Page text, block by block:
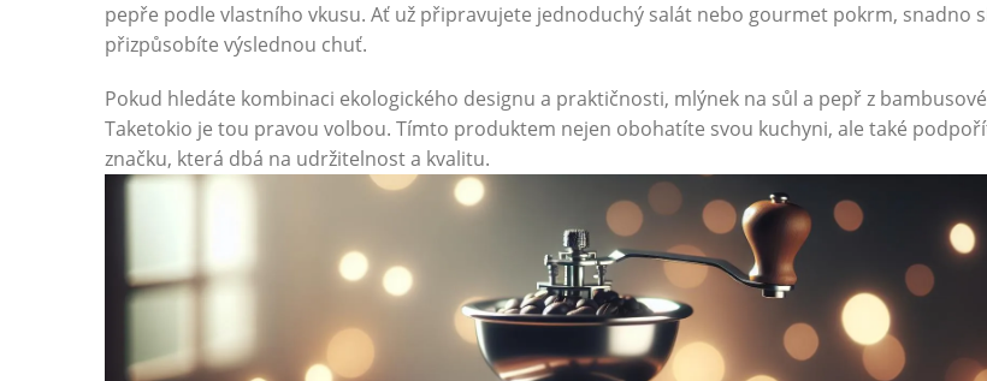
pepře podle vlastního ‍vkusu. Ať už připravujete jednoduchý⁢ salát nebo gourmet pokrm, snadno
přizpůsobíte výslednou chuť.
Pokud hledáte kombinaci ekologického designu a⁢ praktičnosti, mlýnek na sůl a pepř z
Taketokio je tou pravou volbou. Tímto ​produktem nejen ⁤obohatíte svou‍ kuchyni,⁢ ale ​také
značku, která ‌dbá⁣ na udržitelnost⁣ a ⁣kvalitu.